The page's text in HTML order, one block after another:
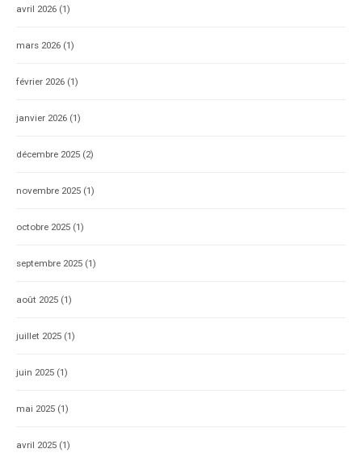
avril 2026 (1)
mars 2026 (1)
février 2026 (1)
janvier 2026 (1)
décembre 2025 (2)
novembre 2025 (1)
octobre 2025 (1)
septembre 2025 (1)
août 2025 (1)
juillet 2025 (1)
juin 2025 (1)
mai 2025 (1)
avril 2025 (1)